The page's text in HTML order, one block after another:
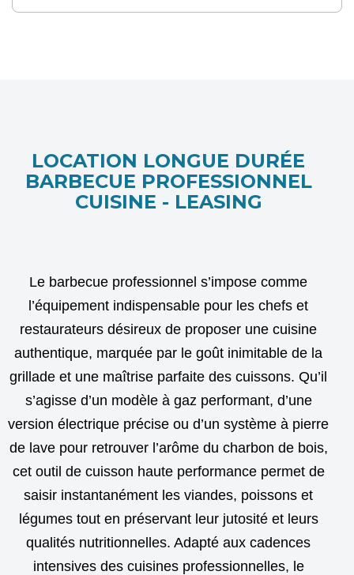
LOCATION LONGUE DURÉE
BARBECUE PROFESSIONNEL
CUISINE - LEASING
Le barbecue professionnel s’impose comme
l’équipement indispensable pour les chefs et
restaurateurs désireux de proposer une cuisine
authentique, marquée par le goût inimitable de la
grillade et une maîtrise parfaite des cuissons. Qu’il
s’agisse d’un modèle à gaz performant, d’une
version électrique précise ou d’un système à pierre
de lave pour retrouver l’arôme du charbon de bois,
cet outil de cuisson haute performance permet de
saisir instantanément les viandes, poissons et
légumes tout en préservant leur jutosité et leurs
qualités nutritionnelles. Adapté aux cadences
intensives des cuisines professionnelles, le